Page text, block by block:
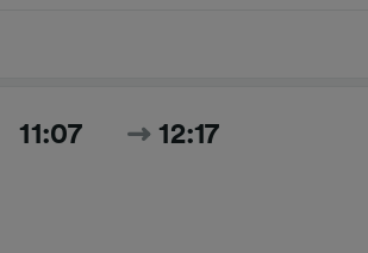
11:07 12:17